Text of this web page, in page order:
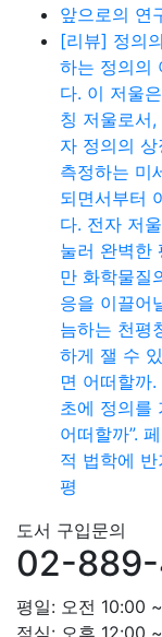
앞으로의 연
[리뷰] 정의
하는 정의의
다. 이 저울
칭 저울로서
자 정의의
측정하는 미
되면서부터
다. 전자 저
눌러 완벽한
만 화학물질
응을 이끌어
늠하는 천평
하게 잴 수
면 어떠할까
초에 정의를
어떠할까”.
적 법학에 반
평
도서 구입문의
02-
평일: 오전 10:00
점심: 오후 12:00